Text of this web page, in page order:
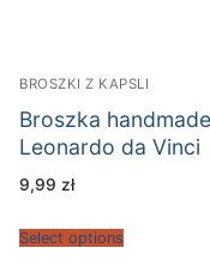
BROSZKI Z KAPSLI
Broszka
Leonardo da Vinci
9,99 zł
Select options